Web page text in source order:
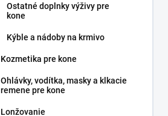
Ostatné doplnky výživy pre
kone
Kýble a nádoby na krmivo
Kozmetika pre kone
Ohlávky, vodítka, masky a klkacie
remene pre kone
Lonžovanie